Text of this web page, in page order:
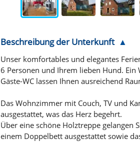
Beschreibung der Unterkunft
Unser komfortables und elegantes
6 Personen und Ihrem lieben Hund.
Gäste-WC lassen Ihnen ausreichend
Das Wohnzimmer mit Couch, TV und
ausgestattet, was das Herz begehrt.
Über eine schöne Holztreppe gelangen
einem Doppelbett ausgestattet sowie